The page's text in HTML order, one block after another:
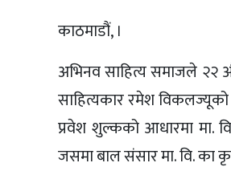
काठमाडौं, ।
अभिनव साहित्य समाजले २२
साहित्यकार रमेश विकलज्यूको
प्रवेश शुल्कको आधारमा मा.
जसमा बाल संसार मा. वि. का